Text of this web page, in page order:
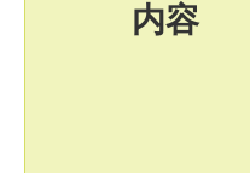
内容